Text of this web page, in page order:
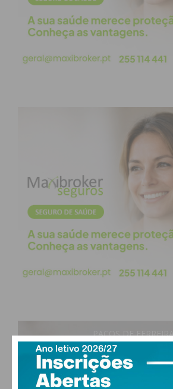
Subscreva a
atualizada.
Eu li e concordo com os
PAÇOS DE
29°